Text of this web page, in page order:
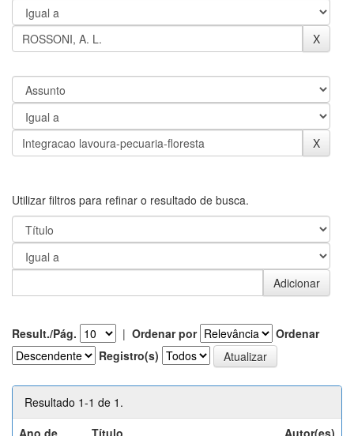
Utilizar filtros para refinar o resultado de busca.
Result./Pág. | Ordenar por
Ordenar
Registro(s)
Resultado 1-1 de 1.
Ano de
Título Autor(es)